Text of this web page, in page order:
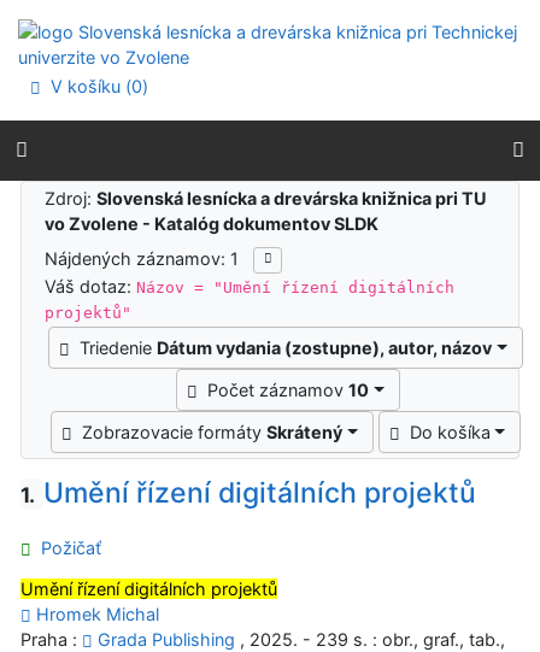
Prejsť na menu
Prehlásenie o webovej prístupnosti
V košíku (0)
Výsledky vyhľadávania
Zdroj:Slovenská lesnícka a drevárska knižnica pri TU
vo Zvolene - Katalóg dokumentov SLDK
Nájdených záznamov: 1
Váš dotaz:Názov = "Umění řízení digitálních
projektů"
Triedenie Dátum vydania (zostupne), autor, názov
Počet záznamov10
Zobrazovacie formátySkrátený Do košíka
1. Umění řízení digitálních projektů
Požičať
Umění řízení digitálních projektů
Hromek Michal
Praha :
Grada Publishing , 2025. - 239 s. : obr., graf., tab.,